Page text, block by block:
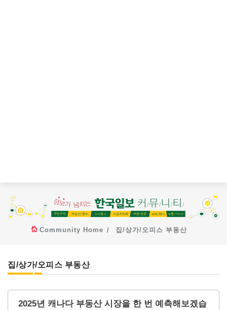
Community Home 집/상가/오피스 부동산
집/상가/오피스 부동산
2025년 캐나다 부동산 시장을 한 번 예측해보겠습